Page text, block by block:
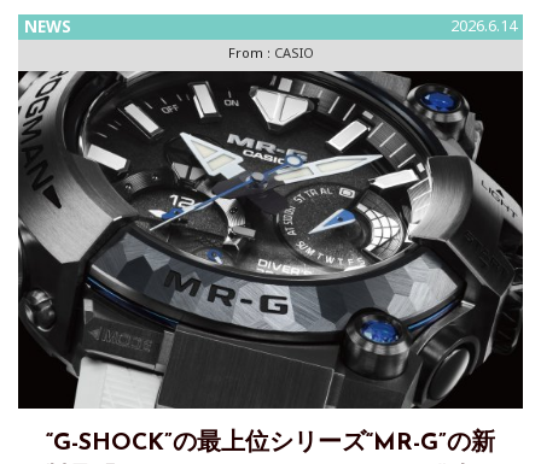
NEWS 2026.6.14
From : CASIO
“G-SHOCK”の最上位シリーズ“MR-G”の新